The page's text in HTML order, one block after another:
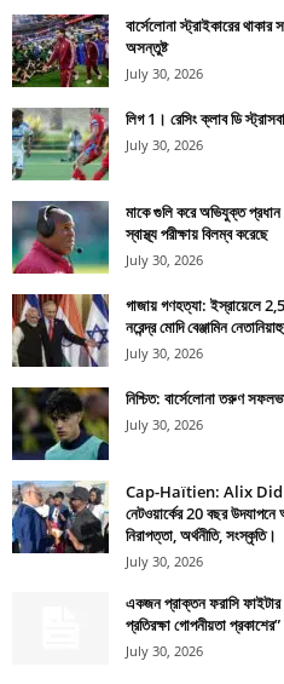
বার্সেলোনা স্ট্রাইকারের
অসন্তুষ্ট
July 30, 2026
লিগ 1। রেসিং ক্লাব ডি
July 30, 2026
মাকে গুলি করে অভিযুক্ত
স্বাস্থ্য পরীক্ষায় বিলম্ব করেছে
July 30, 2026
গাজায় গণহত্যা: ইস্রায়েলে
নরেন্দ্র মোদি বেঞ্জামিন
July 30, 2026
নিশ্চিত: বার্সেলোনা তরুণ
July 30, 2026
Cap-Haïtien: Alix Didier
নেটওয়ার্কের 20 বছর উদযাপনে
নিরাপত্তা, অর্থনীতি, সংস্কৃতি।
July 30, 2026
একজন প্রাক্তন ফরাসি ফাইটার
প্রতিরক্ষা গোপনীয়তা
July 30, 2026